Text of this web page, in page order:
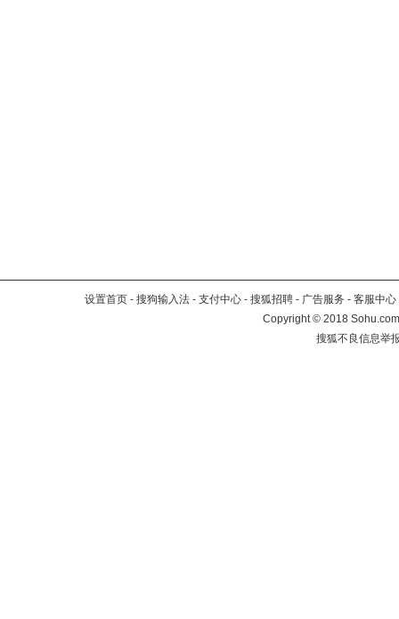
设置首页 - 搜狗输入法 - 支付中心 - 搜狐招聘 - 广告服务 - 客服中心
Copyright©2018
搜狐不良信息举